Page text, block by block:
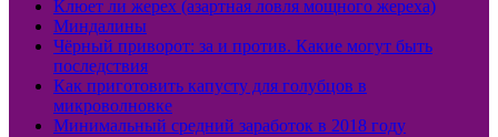
Клюет ли жерех (азартная ловля мощного жереха)
Миндалины
Чёрный приворот: за и против. Какие могут быть
последствия
Как приготовить капусту для голубцов в
микроволновке
Минимальный средний заработок в 2018 году